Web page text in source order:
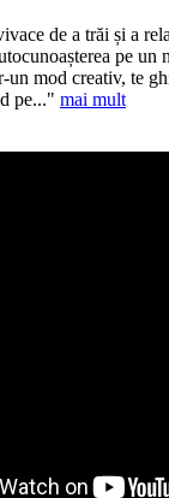
de a trăi și a
pe un
un mod creativ, te
pe..." mai mult